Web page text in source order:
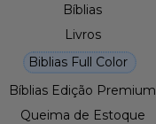
Bíblias
Livros
Biblias Full Color
Bíblias Edição Premium
Queima de Estoque